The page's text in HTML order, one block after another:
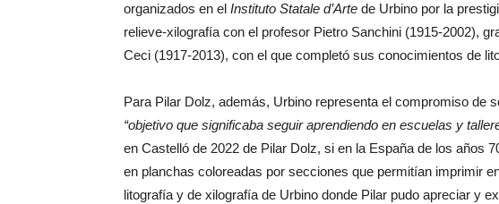
organizados en el Instituto Statale d’Arte de Urbino por la
relieve-xilografía con el profesor Pietro Sanchini (1915-2002),
Ceci (1917-2013), con el que completó sus conocimientos de
Para Pilar Dolz, además, Urbino representa el compromiso de
“objetivo que significaba seguir aprendiendo en escuelas y
en Castelló de 2022 de Pilar Dolz, si en la España de los años
en planchas coloreadas por secciones que permitían imprimir
litografía y de xilografía de Urbino donde Pilar pudo apreciar y